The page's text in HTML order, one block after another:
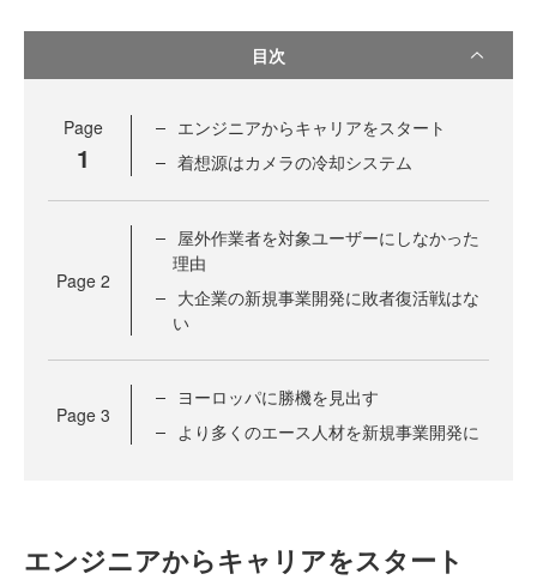
目次
Page
1
エンジニアからキャリアをスタート
着想源はカメラの冷却システム
Page 2
屋外作業者を対象ユーザーにしなかった
理由
大企業の新規事業開発に敗者復活戦はな
い
Page 3
ヨーロッパに勝機を見出す
より多くのエース人材を新規事業開発に
エンジニアからキャリアをスタート